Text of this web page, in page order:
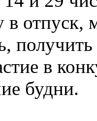
в отпуск,
в
будни.